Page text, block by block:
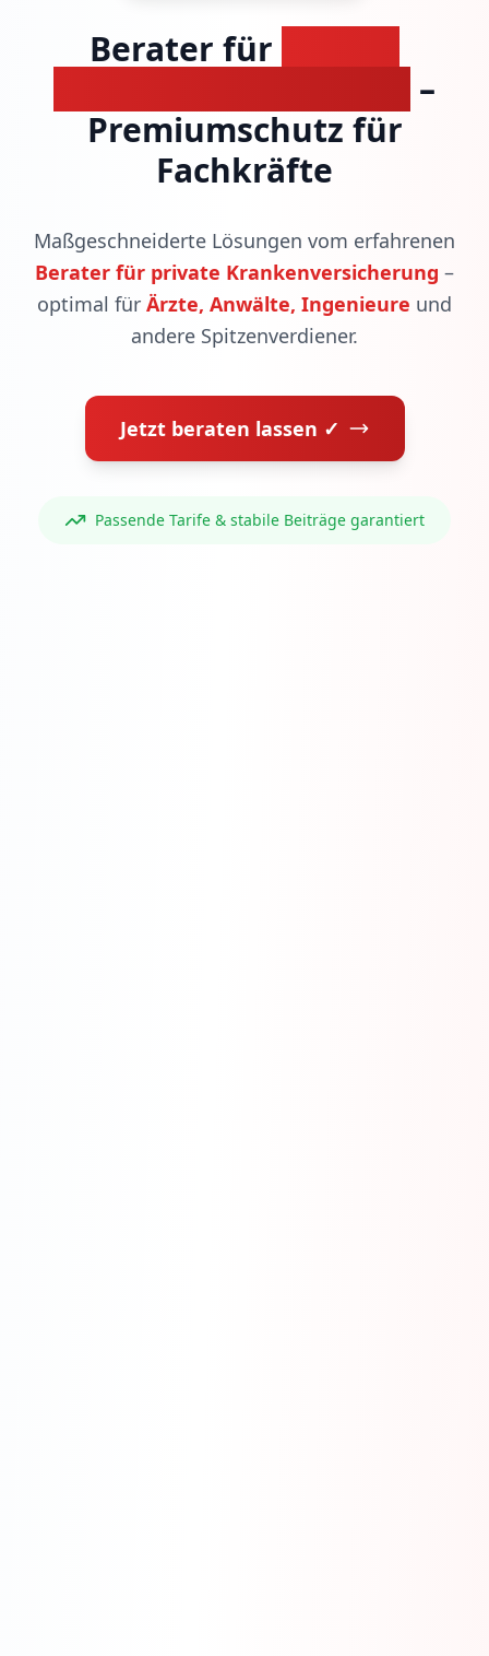
Berater für
–
Premiumschutz für
Fachkräfte
Maßgeschneiderte Lösungen vom erfahrenen
Berater für private Krankenversicherung –
optimal für Ärzte, Anwälte, Ingenieure und
andere Spitzenverdiener.
Jetzt beraten lassen ✓
Passende Tarife & stabile Beiträge garantiert